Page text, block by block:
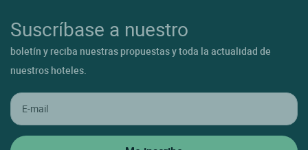
Suscríbase a nuestro
boletín y reciba nuestras propuestas y toda la actualidad de
nuestros hoteles.